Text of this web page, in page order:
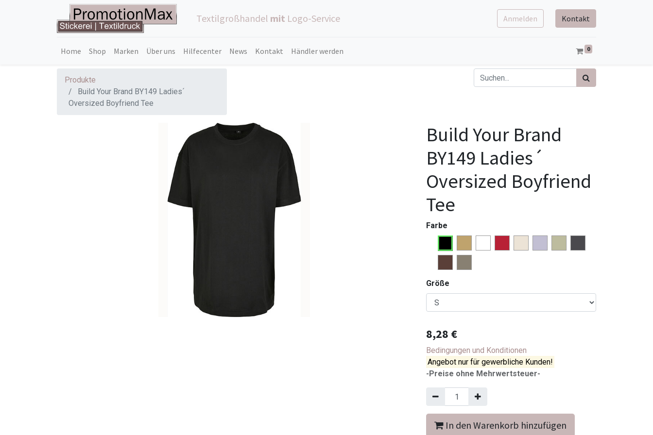
Textilgroßhandel mit Logo-Service Anmelden Kontakt
Home Shop Marken Über uns Hilfecenter News Kontakt Händler werden 0
Produkte
Build Your Brand BY149 Ladies´
Oversized Boyfriend Tee
Build Your Brand
BY149 Ladies´
Oversized Boyfriend
Tee
Farbe
Größe
8,28 €
Bedingungen und Konditionen
Angebot nur für gewerbliche Kunden!
-Preise ohne Mehrwertsteuer-
In den Warenkorb hinzufügen